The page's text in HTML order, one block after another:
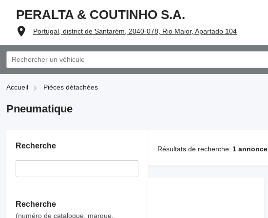
PERALTA & COUTINHO S.A.
Portugal, district de Santarém, 2040-078, Rio Maior, Apartado 104
Accueil Pièces détachées
Pneumatique
Recherche
Recherche
(numéro de catalogue, marque,
Résultats de recherche: 1 annonce